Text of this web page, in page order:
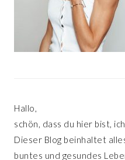
Hallo,
schön, dass du hier bist,
Dieser Blog beinhaltet
buntes und gesundes